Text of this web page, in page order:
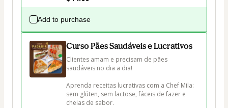
Add to purchase
Curso Pães Saudáveis e Lucrativos
Clientes amam e precisam de pães
saudáveis no dia a dia!
Aprenda receitas lucrativas com a Chef Mila:
sem glúten, sem lactose, fáceis de fazer e
cheias de sabor.